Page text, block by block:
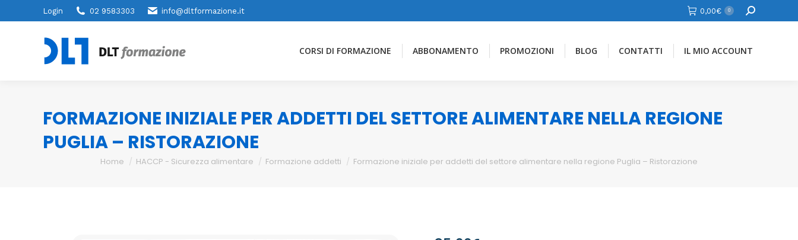
Login 02 9583303 info@dltformazione.it 0,00€ 0 Cerca
CORSI DI FORMAZIONE ABBONAMENTO PROMOZIONI BLOG CONTATTI IL MIO ACCOUNT
FORMAZIONE INIZIALE PER ADDETTI DEL SETTORE ALIMENTARE NELLA REGIONE
PUGLIA – RISTORAZIONE
You are here:
Home HACCP - Sicurezza alimentare Formazione addetti Formazione iniziale per addetti del settore alimentare nella regione Puglia – Ristorazione